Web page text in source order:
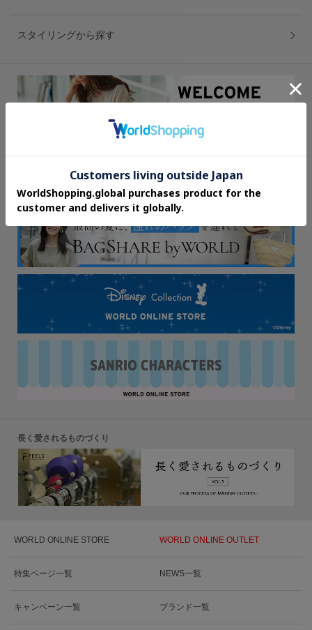
スタイリングから探す
長く愛されるものづくり
WORLD ONLINE STORE WORLD ONLINE OUTLET
特集ページ一覧 NEWS一覧
キャンペーン一覧 ブランド一覧